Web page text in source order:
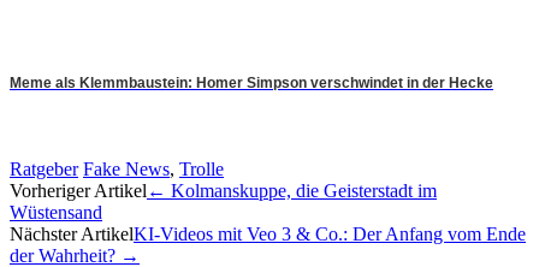
Meme als Klemmbaustein: Homer Simpson verschwindet in der Hecke
Ratgeber Fake News, Trolle
Artikel-
Navigation
Vorheriger Artikel ← Kolmanskuppe, die Geisterstadt im
Wüstensand
Nächster ArtikelKI-Videos mit Veo 3 & Co.: Der Anfang vom Ende
der Wahrheit? →